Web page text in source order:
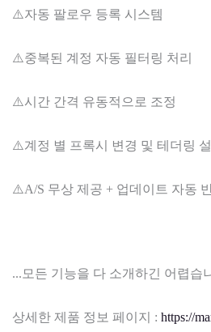
⚠️자동 팔로우 등록 시스템
⚠️중복된 계정 자동 필터링 처리
⚠️시간 간격 유동적으로 조정
⚠️계정 별 프록시 변경 및 테더링
⚠️A/S 무상 제공 + 업데이트 자동
...모든 기능을 다 소개하긴 어렵습
상세한 제품 정보 페이지 : https://